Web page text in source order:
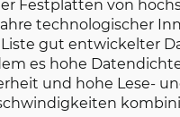
Festplatten von
technologischer
gut entwickelter
es hohe
und hohe Lese-